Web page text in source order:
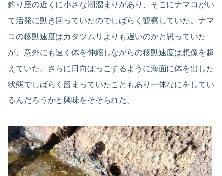
釣り座の近くに小さな潮溜まりがあり、そこにナマコがい
て活発に動き回っていたのでしばらく観察していた。ナマ
コの移動速度はカタツムリよりも遅いのかと思っていた
が、意外にも速く体を伸縮しながらの移動速度は想像を超
えていた。さらに日向ぼっこするように海面に体を出した
状態でしばらく留まっていたこともあり一体なにをしてい
るんだろうかと興味をそそられた。